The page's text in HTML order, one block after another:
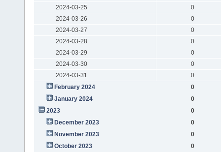
2024-03-25
0
2024-03-26
0
2024-03-27
0
2024-03-28
0
2024-03-29
0
2024-03-30
0
2024-03-31
0
February 2024
0
January 2024
0
2023
0
December 2023
0
November 2023
0
October 2023
0